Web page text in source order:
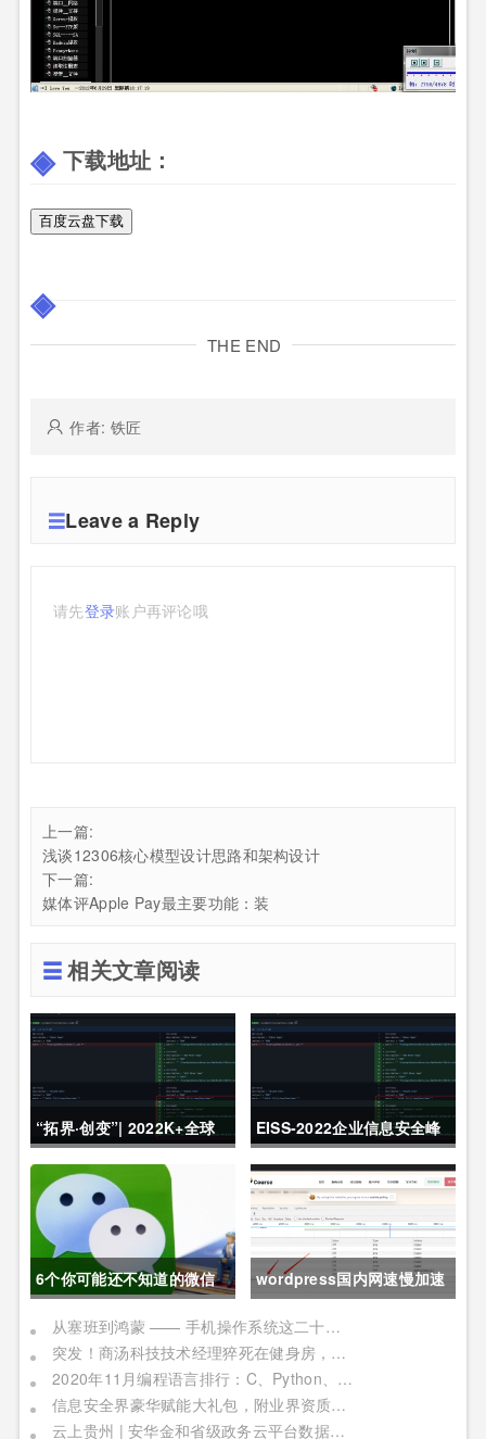
下载地址：
百度云盘下载
THE END
作者: 铁匠
Leave a Reply
请先登录账户再评论哦
上一篇:
浅谈12306核心模型设计思路和架构设计
下一篇:
媒体评Apple Pay最主要功能：装
相关文章阅读
“拓界·创变”| 2022K+全球
软件研发行业创新峰会上海
站敬请期待！
EISS-2022企业信息安全峰
会之深圳站 10月28日成功
举办
6个你可能还不知道的微信
冷知识，每一个都令人相见
恨晚
wordpress国内网速慢加速
及防DDOS攻击快速CF切换
教程
从塞班到鸿蒙 —— 手机操作系统这二十年历程
突发！商汤科技技术经理猝死在健身房，网友：996福报何时是个头
2020年11月编程语言排行：C、Python、Java
信息安全界豪华赋能大礼包，附业界资质证书备考指南！
云上贵州 | 安华金和省级政务云平台数据安全实践